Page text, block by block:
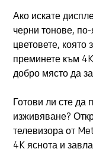
Ако искате
черни тонове,
цветовете, която
преминете към
добро място да
Готови ли сте да
изживяване?
телевизора от
4K яснота и